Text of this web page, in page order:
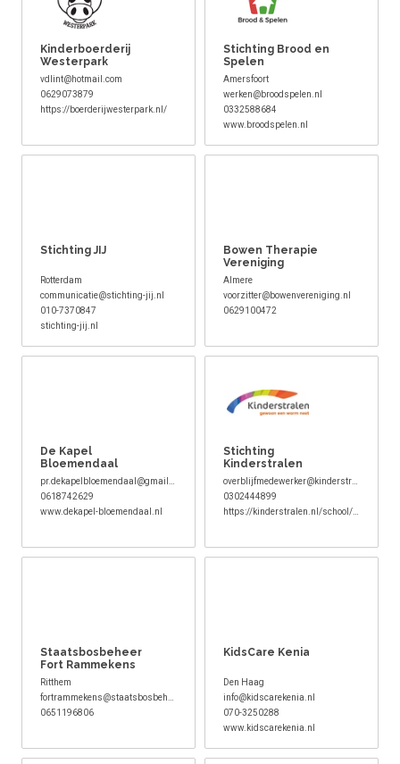
Kinderboerderij
Westerpark
vdlint@hotmail.com
0629073879
https://boerderijwesterpark.nl/
Stichting Brood en
Spelen
Amersfoort
werken@broodspelen.nl
0332588684
www.broodspelen.nl
Stichting JIJ
Rotterdam
communicatie@stichting-jij.nl
010-7370847
stichting-jij.nl
Bowen Therapie
Vereniging
Almere
voorzitter@bowenvereniging.nl
0629100472
De Kapel
Bloemendaal
0618742629
www.dekapel-bloemendaal.nl
Stichting
Kinderstralen
0302444899
Staatsbosbeheer
Fort Rammekens
Ritthem
0651196806
KidsCare Kenia
Den Haag
info@kidscarekenia.nl
070-3250288
www.kidscarekenia.nl